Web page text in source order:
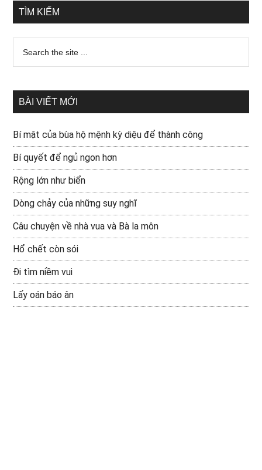
TÌM KIẾM
BÀI VIẾT MỚI
Bí mật của bùa hộ mệnh kỳ diệu để thành công
Bí quyết để ngủ ngon hơn
Rộng lớn như biển
Dòng chảy của những suy nghĩ
Câu chuyện về nhà vua và Bà la môn
Hổ chết còn sói
Đi tìm niềm vui
Lấy oán báo ân